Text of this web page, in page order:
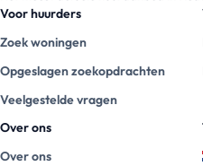
Voor huurders
Zoek woningen
Opgeslagen zoekopdrachten
Veelgestelde vragen
Over ons
Over ons